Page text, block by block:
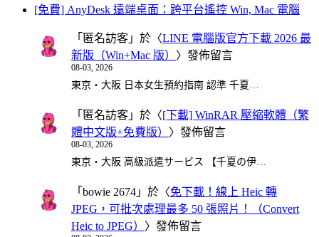
[免費] AnyDesk 遠端桌面：跨平台遙控 Win, Mac 電腦
「 匿名訪客 」於〈LINE 電腦版官方下載 2026 最
新版（Win+Mac 版） 〉發佈留言
08-03, 2026
東京・大阪 日本女生預約指南 認準 千夏…
「 匿名訪客 」於〈[下載] WinRAR 壓縮軟體（繁
體中文版+免費版） 〉發佈留言
08-03, 2026
東京・大阪 高級派遣サービス 【千夏の伊…
「 bowie 2674 」於〈免下載！線上 Heic 轉
JPEG，可批次處理最多 50 張照片！（Convert
Heic to JPEG） 〉發佈留言